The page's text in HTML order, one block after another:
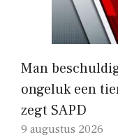
Man
ongeluk een
zegt SAPD
9 augustus 2026